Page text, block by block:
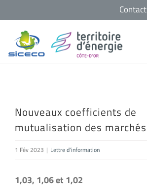
contenu
Contact
Nouveaux coefficients de
mutualisation des marchés
1 Fév 2023 | Lettre d'information
1,03, 1,06 et 1,02